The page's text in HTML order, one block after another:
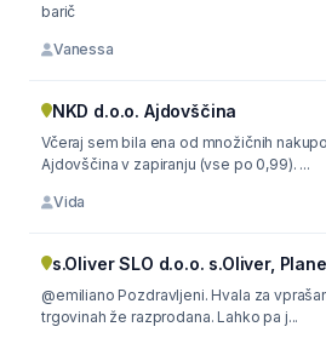
barič
Vanessa
NKD d.o.o. Ajdovščina
Včeraj sem bila ena od množičnih
Ajdovščina v zapiranju (vse po 0,99). ...
Vida
s.Oliver SLO d.o.o. s.Oliver,
@emiliano Pozdravljeni. Hvala za
trgovinah že razprodana. Lahko pa j...